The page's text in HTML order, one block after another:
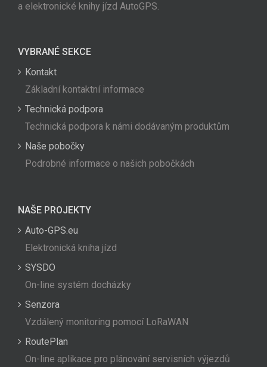
a elektronické knihy jízd AutoGPS.
VYBRANÉ SEKCE
Kontakt
Základní kontaktní informace
Technická podpora
Technická podpora k námi dodávaným produktům
Naše pobočky
Podrobné informace o našich pobočkách
NAŠE PROJEKTY
Auto-GPS.eu
Elektronická kniha jízd
SYSDO
On-line systém docházky
Senzora
Vzdálený monitoring pomocí LoRaWAN
RoutePlan
On-line aplikace pro plánování servisních výjezdů